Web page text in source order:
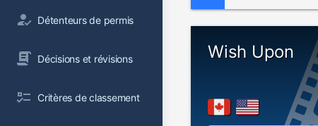
Détenteurs de permis
Décisions et révisions
Critères de classement
Wish Upon